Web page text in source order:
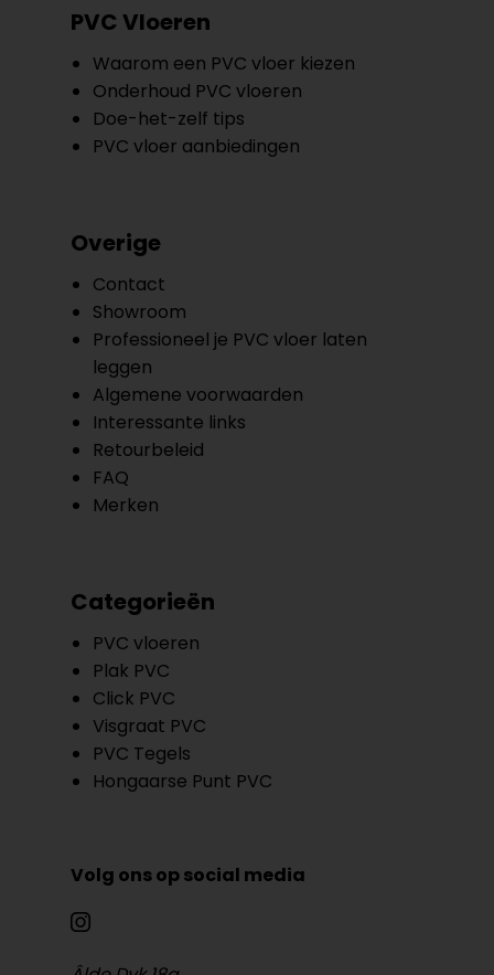
PVC Vloeren
Waarom een PVC vloer kiezen
Onderhoud PVC vloeren
Doe-het-zelf tips
PVC vloer aanbiedingen
Overige
Contact
Showroom
Professioneel je PVC vloer laten
leggen
Algemene voorwaarden
Interessante links
Retourbeleid
FAQ
Merken
Categorieën
PVC vloeren
Plak PVC
Click PVC
Visgraat PVC
PVC Tegels
Hongaarse Punt PVC
Volg ons op social media